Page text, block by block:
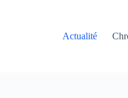
Actualité